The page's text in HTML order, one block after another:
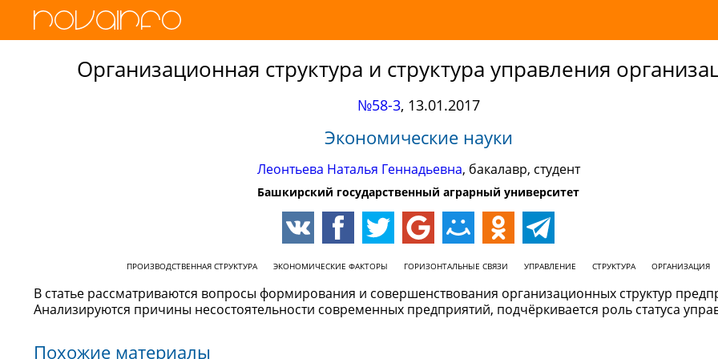
Организационная структура и структура управления
№58-3, 13.01.2017
Экономические науки
Леонтьева Наталья Геннадьевна, бакалавр, студент
Баш­кирс­кий го­су­дарст­вен­ный аг­рар­ный уни­вер­си­тет
ПРОИЗВОДСТВЕННАЯ СТРУКТУРА ЭКОНОМИЧЕСКИЕ ФАКТОРЫ ГОРИЗОНТАЛЬНЫЕ СВЯЗИ УПРАВЛЕНИЕ СТРУКТУРА ОРГАНИЗАЦИЯ
В статье рассматриваются вопросы формирования и совершенствования организационных структур
Анализируются причины несостоятельности современных предприятий, подчёркивается роль статуса
Похожие материалы